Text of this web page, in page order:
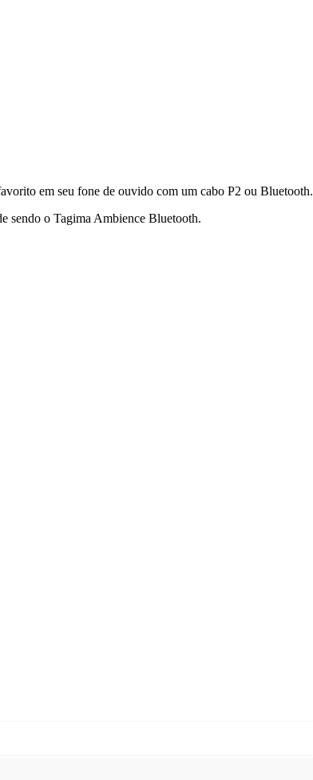
em seu fone de ouvido com um cabo P2 ou Bluetooth.
sendo o Tagima Ambience Bluetooth.